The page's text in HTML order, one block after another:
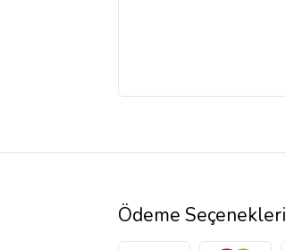
Ödeme Seçenekleri